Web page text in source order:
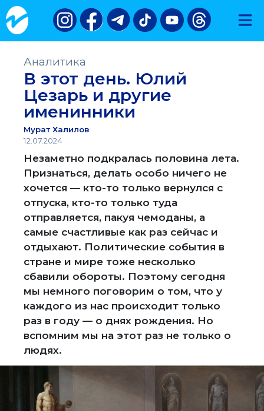
Аналитика
В этот день. Юлий
Цезарь и другие
именинники
Мурат Халилов
12.07.2024
Незаметно подкралась половина лета.
Признаться, делать особо ничего не
хочется — кто-то только вернулся с
отпуска, кто-то только туда
отправляется, пакуя чемоданы, а
самые счастливые как раз сейчас и
отдыхают. Политические события в
стране и мире тоже несколько
сбавили обороты. Поэтому сегодня
мы немного поговорим о том, что у
каждого из нас происходит только
раз в году — о днях рождения. Но
вспомним мы на этот раз не только о
людях.